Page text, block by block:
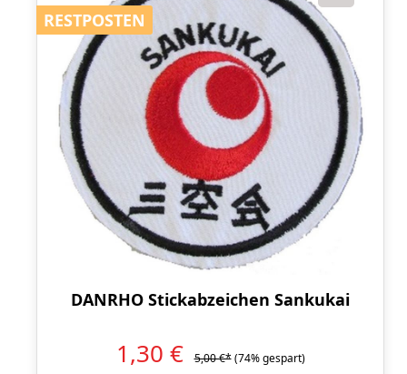
RESTPOSTEN
RESTPOSTEN
DANRHO Stickabzeichen Sankukai
1,30 € 5,00 €* (74% gespart)